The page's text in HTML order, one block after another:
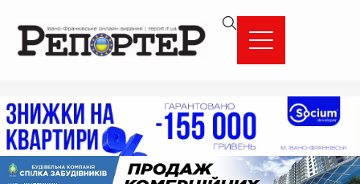
вмісту